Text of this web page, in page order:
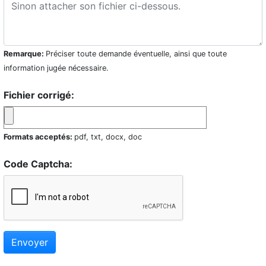
Remarque: Préciser toute demande éventuelle, ainsi que toute
information jugée nécessaire.
Fichier corrigé:
Formats acceptés: pdf, txt, docx, doc
Code Captcha:
Envoyer